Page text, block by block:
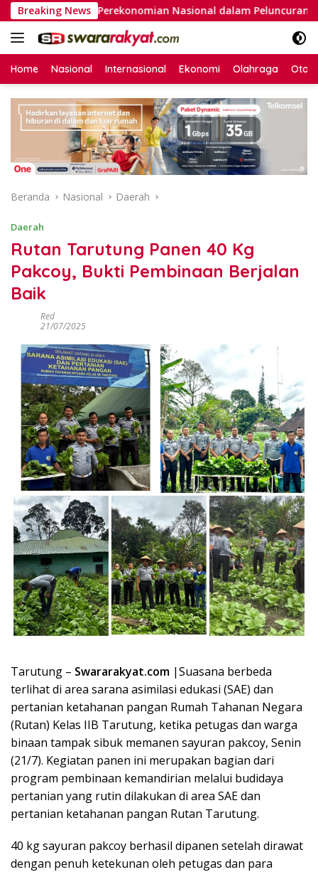
Langsung
ke
konten
Breaking News
Perekonomian Nasional dalam Peluncuran Buku
Home Nasional Internasional Ekonomi Olahraga
Beranda Nasional Daerah
Daerah
Rutan Tarutung Panen 40 Kg
Pakcoy, Bukti Pembinaan Berjalan
Baik
Red
21/07/2025
Tarutung – Swararakyat.com |Suasana berbeda
terlihat di area sarana asimilasi edukasi (SAE) dan
pertanian ketahanan pangan Rumah Tahanan Negara
(Rutan) Kelas IIB Tarutung, ketika petugas dan warga
binaan tampak sibuk memanen sayuran pakcoy, Senin
(21/7). Kegiatan panen ini merupakan bagian dari
program pembinaan kemandirian melalui budidaya
pertanian yang rutin dilakukan di area SAE dan
pertanian ketahanan pangan Rutan Tarutung.
40 kg sayuran pakcoy berhasil dipanen setelah dirawat
dengan penuh ketekunan oleh petugas dan para